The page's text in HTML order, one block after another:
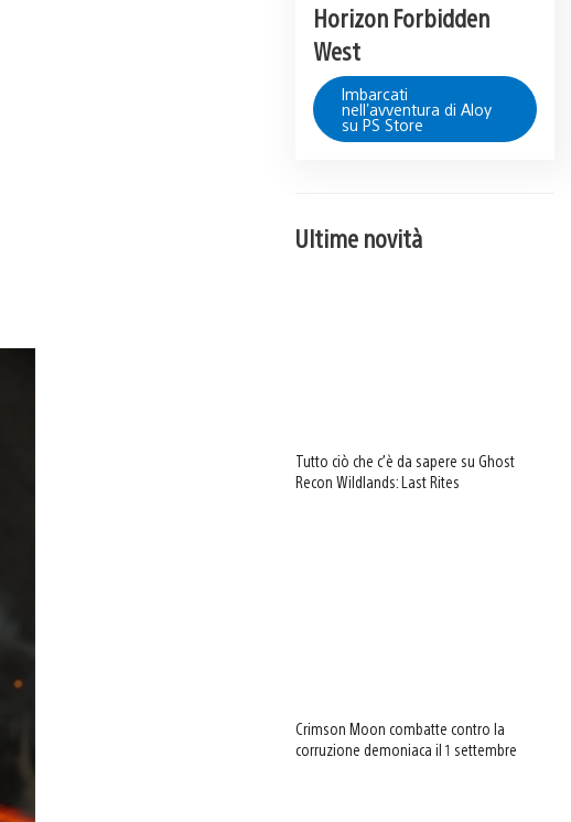
Horizon Forbidden
West
Imbarcati
nell'avventura di Aloy
su PS Store
Ultime novità
Tutto ciò che c’è da sapere su Ghost
Recon Wildlands: Last Rites
Crimson Moon combatte contro la
corruzione demoniaca il 1 settembre